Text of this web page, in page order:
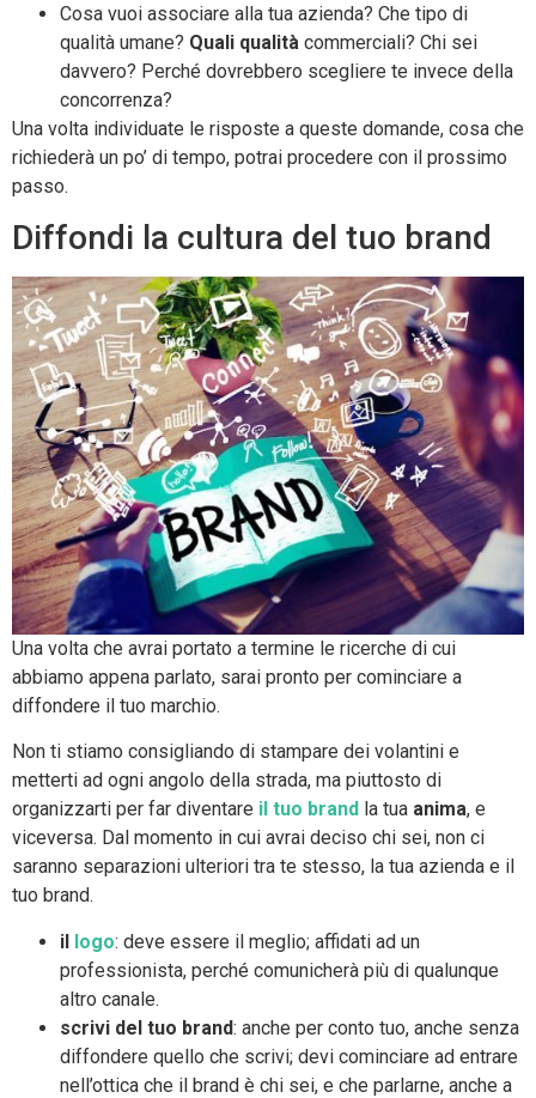
Cosa vuoi associare alla tua azienda? Che tipo di
qualità umane? Quali qualità commerciali? Chi sei
davvero? Perché dovrebbero scegliere te invece della
concorrenza?
Una volta individuate le risposte a queste domande, cosa che
richiederà un po’ di tempo, potrai procedere con il prossimo
passo.
Diffondi la cultura del tuo brand
Una volta che avrai portato a termine le ricerche di cui
abbiamo appena parlato, sarai pronto per cominciare a
diffondere il tuo marchio.
Non ti stiamo consigliando di stampare dei volantini e
metterti ad ogni angolo della strada, ma piuttosto di
organizzarti per far diventare il tuo brand la tua anima, e
viceversa. Dal momento in cui avrai deciso chi sei, non ci
saranno separazioni ulteriori tra te stesso, la tua azienda e il
tuo brand.
il logo: deve essere il meglio; affidati ad un
professionista, perché comunicherà più di qualunque
altro canale.
scrivi del tuo brand: anche per conto tuo, anche senza
diffondere quello che scrivi; devi cominciare ad entrare
nell’ottica che il brand è chi sei, e che parlarne, anche a